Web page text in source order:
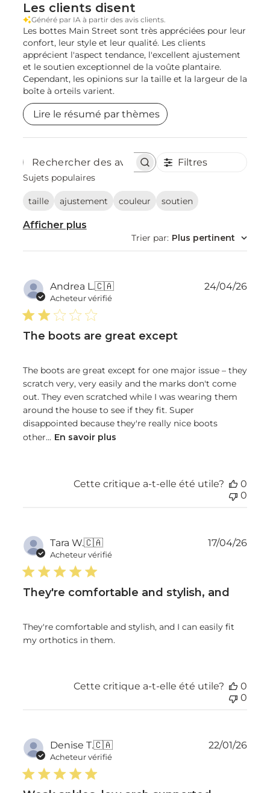
Les clients disent
Généré par IA à partir des avis clients.
Les bottes Main Street sont très appréciées pour leur
confort, leur style et leur qualité. Les clients
apprécient l'aspect tendance, l'excellent ajustement
et le soutien exceptionnel de la voûte plantaire.
Cependant, les opinions sur la taille et la largeur de la
boîte à orteils varient.
Lire le résumé par thèmes
Rechercher
des
Filtres
Sujets populaires
taille ajustement couleur soutien
Afficher plus
Trier par: Plus pertinent
Andrea L.🇨🇦
Acheteur vérifié
The boots are great except
The boots are great except for one major issue – they
scratch very, very easily and the marks don't come
out. They even scratched while I was wearing them
around the house to see if they fit. Super
disappointed because they're really nice boots
other... En savoir plus
Date
24/04/26
Cette critique a-t-elle été utile?
0
0
Tara W.🇨🇦
Acheteur vérifié
They're comfortable and stylish, and
They're comfortable and stylish, and I can easily fit
my orthotics in them.
Date
17/04/26
Cette critique a-t-elle été utile?
0
0
Denise T.🇨🇦
Acheteur vérifié
Date
22/01/26